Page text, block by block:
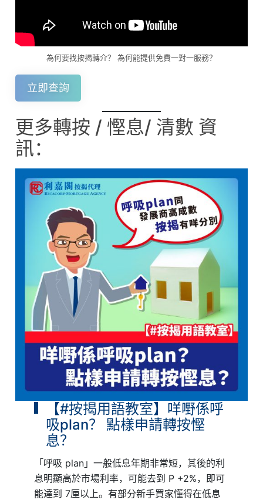
為何要找按揭轉介？ 為何能提供免費一對一服務？
立即查詢
更多轉按 / 慳息/ 清數 資
訊：
【#按揭用語教室】咩嘢係呼
吸plan？ 點樣申請轉按慳
息？
「呼吸 plan」一般低息年期非常短，其後的利
息明顯高於市場利率，可能去到 P +2%，即可
能達到 7厘以上。有部分新手買家懂得在低息